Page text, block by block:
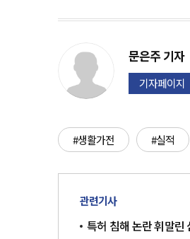
문은주 기자
기자페이지
#생활가전 #실적
관련기사
특허 침해 논란 휘말